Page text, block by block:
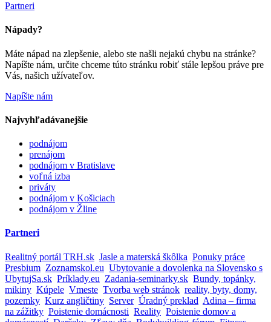
Partneri
Nápady?
Máte nápad na zlepšenie, alebo ste našli nejakú chybu na stránke?
Napíšte nám, určite chceme túto stránku robiť stále lepšou práve pre
Vás, našich užívateľov.
Napíšte nám
Najvyhľadávanejšie
podnájom
prenájom
podnájom v Bratislave
voľná izba
priváty
podnájom v Košiciach
podnájom v Žline
Partneri
Realitný portál TRH.sk Jasle a materská škôlka Ponuky práce
Presbium Zoznamskol.eu Ubytovanie a dovolenka na Slovensko s
UbytujSa.sk Príklady.eu Zadania-seminarky.sk Bundy, topánky,
mikiny Kúpele Vmeste Tvorba web stránok reality, byty, domy,
pozemky Kurz angličtiny Server Úradný preklad Adina – firma
na zážitky Poistenie domácnosti Reality Poistenie domov a